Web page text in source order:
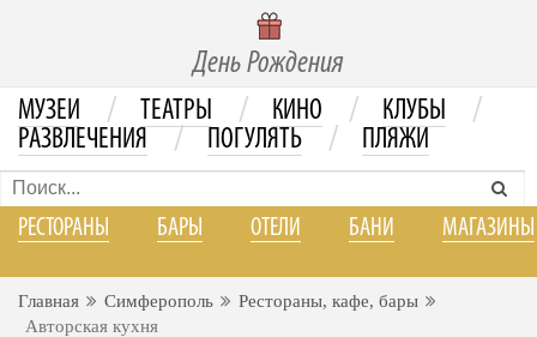
День Рождения
МУЗЕИ / ТЕАТРЫ / КИНО / КЛУБЫ /
РАЗВЛЕЧЕНИЯ / ПОГУЛЯТЬ / ПЛЯЖИ
РЕСТОРАНЫ БАРЫ ОТЕЛИ БАНИ МАГАЗИНЫ
Главная Симферополь
Рестораны, кафе, бары
Авторская кухня